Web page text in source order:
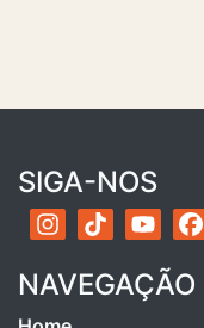
SIGA-NOS
NAVEGAÇÃO